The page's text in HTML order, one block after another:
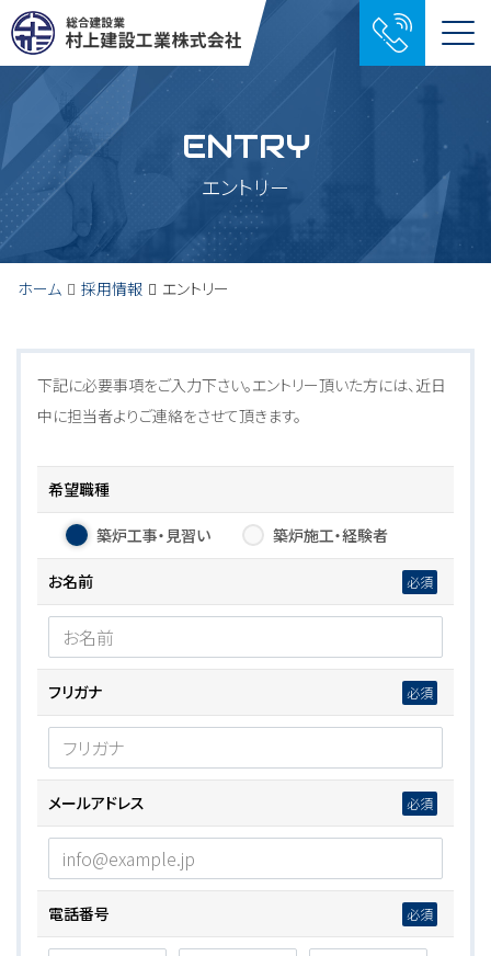
ENTRY
エントリー
ホーム 採用情報 エントリー
下記に必要事項をご入力下さい。エントリー頂いた方には、近日
中に担当者よりご連絡をさせて頂きます。
希望職種
築炉工事・見習い 築炉施工・経験者
お名前
フリガナ
メールアドレス
電話番号